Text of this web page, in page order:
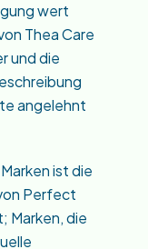
wert
Thea Care
und die
angelehnt
ist die
Perfect
Marken, die